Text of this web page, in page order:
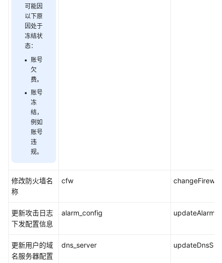
云
审
计
事
参
考
常
见
题
可能因
以下原
因处于
冻结状
态：
账号
欠
费。
账号
冻
结，
例如
账号
违
规。
修改防火墙名
称
cfw
更新攻击日志
下发配置信息
alarm_config
更新用户的域
名服务器配置
dns_server